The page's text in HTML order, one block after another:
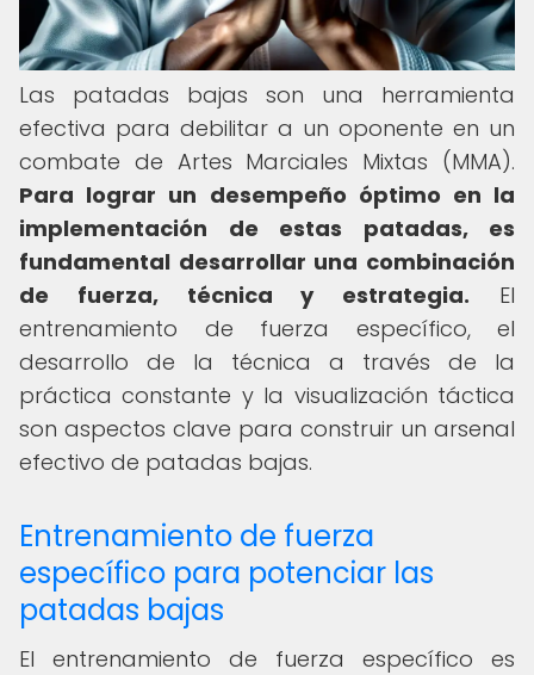
Las patadas bajas son una herramienta
efectiva para debilitar a un oponente en un
combate de Artes Marciales Mixtas (MMA).
Para lograr un desempeño óptimo en la
implementación de estas patadas, es
fundamental desarrollar una combinación
de fuerza, técnica y estrategia. El
entrenamiento de fuerza específico, el
desarrollo de la técnica a través de la
práctica constante y la visualización táctica
son aspectos clave para construir un arsenal
efectivo de patadas bajas.
Entrenamiento de fuerza
específico para potenciar las
patadas bajas
El entrenamiento de fuerza específico es